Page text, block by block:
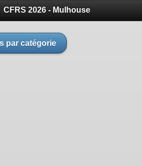
CFRS 2026 - Mulhouse
par catégorie